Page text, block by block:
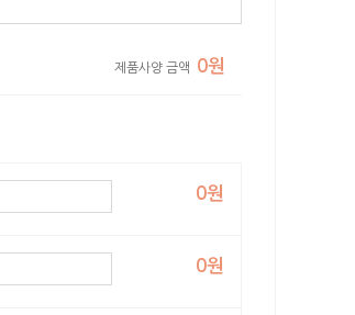
제품사양 금액 0원
0원
0원